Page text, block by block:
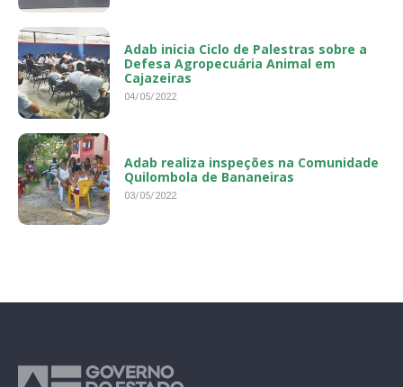
Adab inicia Ciclo de Palestras sobre a
Defesa Agropecuária Animal em
Cajazeiras
04/05/2022
Adab realiza inspeções na Comunidade
Quilombola de Bananeiras
03/05/2022